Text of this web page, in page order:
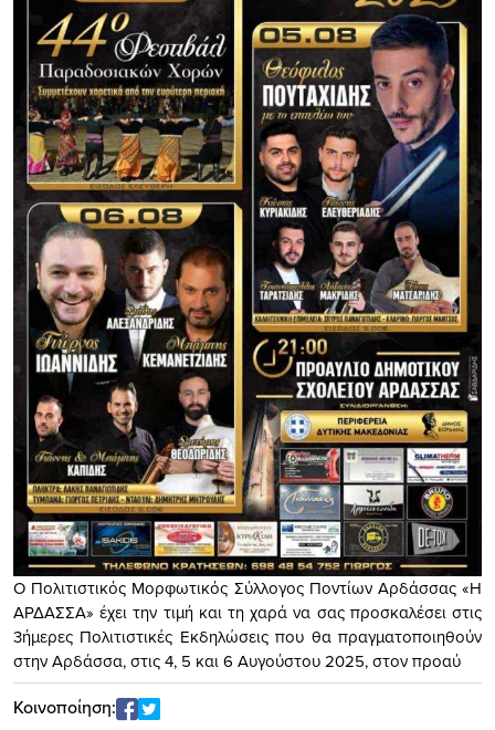
Ο Πολιτιστικός Μορφωτικός Σύλλογος Ποντίων Αρδάσσας «Η
ΑΡΔΑΣΣΑ» έχει την τιμή και τη χαρά να σας προσκαλέσει στις
3ήμερες Πολιτιστικές Εκδηλώσεις που θα πραγματοποιηθούν
στην Αρδάσσα, στις 4, 5 και 6 Αυγούστου 2025, στον προαύ
Κοινοποίηση: